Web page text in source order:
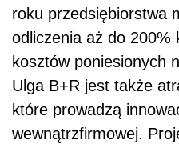
roku przedsiębiorstwa
odliczenia aż do 200%
kosztów poniesionych
Ulga B+R jest także
które prowadzą
wewnątrzfirmowej.